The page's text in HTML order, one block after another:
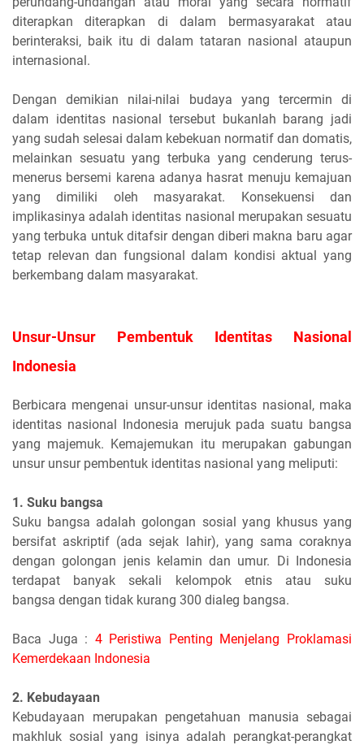
diterapkan diterapkan di dalam bermasyarakat atau
berinteraksi, baik itu di dalam tataran nasional ataupun
internasional.
Dengan demikian nilai-nilai budaya yang tercermin di
dalam identitas nasional tersebut bukanlah barang jadi
yang sudah selesai dalam kebekuan normatif dan domatis,
melainkan sesuatu yang terbuka yang cenderung terus-
menerus bersemi karena adanya hasrat menuju kemajuan
yang dimiliki oleh masyarakat. Konsekuensi dan
implikasinya adalah identitas nasional merupakan sesuatu
yang terbuka untuk ditafsir dengan diberi makna baru agar
tetap relevan dan fungsional dalam kondisi aktual yang
berkembang dalam masyarakat.
Unsur-Unsur Pembentuk Identitas Nasional
Indonesia
Berbicara mengenai unsur-unsur identitas nasional, maka
identitas nasional Indonesia merujuk pada suatu bangsa
yang majemuk. Kemajemukan itu merupakan gabungan
unsur unsur pembentuk identitas nasional yang meliputi:
1. Suku bangsa
Suku bangsa adalah golongan sosial yang khusus yang
bersifat askriptif (ada sejak lahir), yang sama coraknya
dengan golongan jenis kelamin dan umur. Di Indonesia
terdapat banyak sekali kelompok etnis atau suku
bangsa dengan tidak kurang 300 dialeg bangsa.
Baca Juga : 4 Peristiwa Penting Menjelang Proklamasi
Kemerdekaan Indonesia
2. Kebudayaan
Kebudayaan merupakan pengetahuan manusia sebagai
makhluk sosial yang isinya adalah perangkat-perangkat